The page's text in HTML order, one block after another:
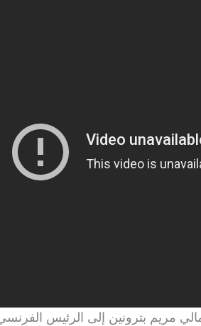
مريم بترونين إلى الرئيس